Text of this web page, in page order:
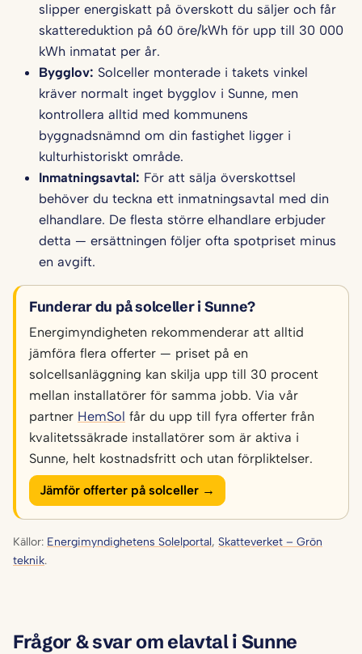
slipper energiskatt på överskott du säljer och får
skattereduktion på 60 öre/kWh för upp till 30 000
kWh inmatat per år.
Bygglov: Solceller monterade i takets vinkel
kräver normalt inget bygglov i Sunne, men
kontrollera alltid med kommunens
byggnadsnämnd om din fastighet ligger i
kulturhistoriskt område.
Inmatningsavtal: För att sälja överskottsel
behöver du teckna ett inmatningsavtal med din
elhandlare. De flesta större elhandlare erbjuder
detta — ersättningen följer ofta spotpriset minus
en avgift.
Funderar du på solceller i Sunne?
Energimyndigheten rekommenderar att alltid
jämföra flera offerter — priset på en
solcellsanläggning kan skilja upp till 30 procent
mellan installatörer för samma jobb. Via vår
partner HemSol får du upp till fyra offerter från
kvalitetssäkrade installatörer som är aktiva i
Sunne, helt kostnadsfritt och utan förpliktelser.
Jämför offerter på solceller →
Källor: Energimyndighetens Solelportal, Skatteverket – Grön
teknik.
Frågor & svar om elavtal i Sunne